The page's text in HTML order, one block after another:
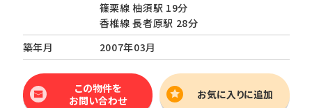
篠栗線 柚須駅 19分
香椎線 長者原駅 28分
築年月
2007年03月
この物件を
お問い合わせ
お気に入りに追加